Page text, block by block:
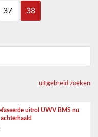
37 38
uitgebreid zoeken
uitrol UWV BMS nu